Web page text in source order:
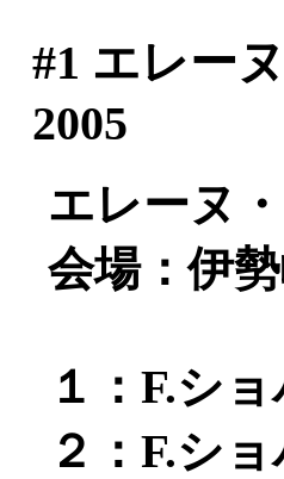
#1 エレー
2005
エレーヌ
会場：伊
１：F.シ
２：F.シ